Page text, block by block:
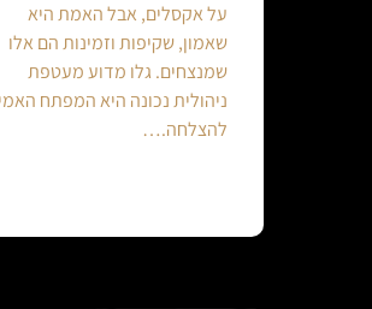
על אקסלים, אבל האמת היא
שאמון, שקיפות וזמינות הם אלו
שמנצחים. גלו מדוע מעטפת
ניהולית נכונה היא המפתח
להצלחה.…